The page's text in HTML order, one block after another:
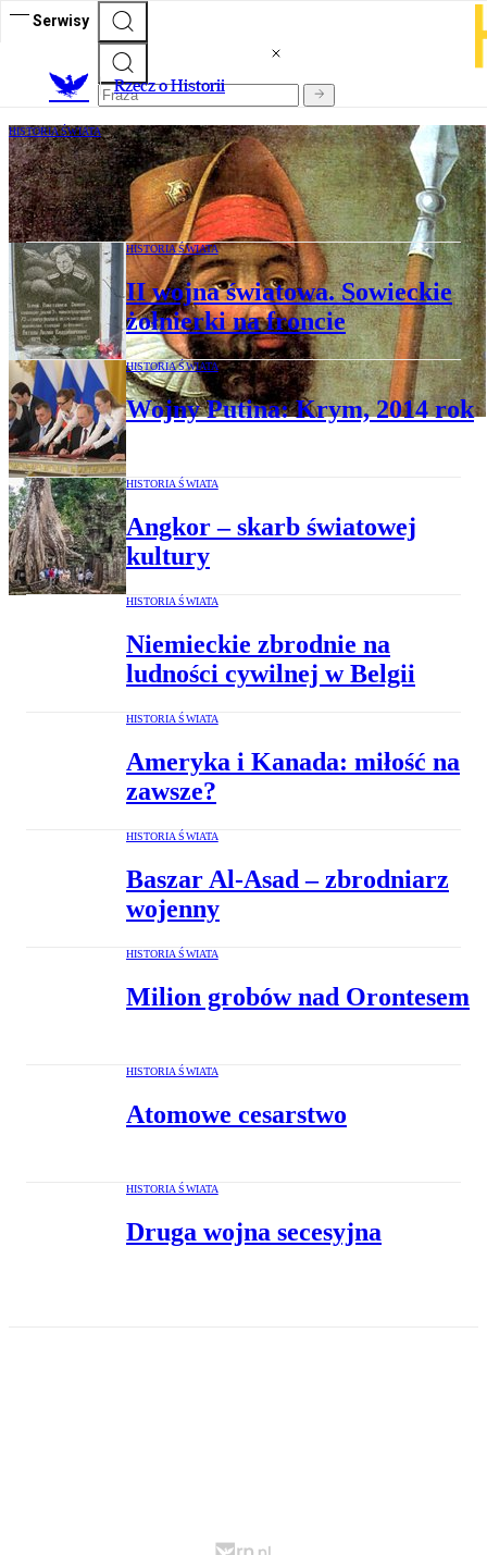
Serwisy
Rzecz o Historii
HISTORIA ŚWIATA
Syberia – dziecko rosyjskiego
kolonializmu
HISTORIA ŚWIATA
II wojna światowa. Sowieckie
żołnierki na froncie
HISTORIA ŚWIATA
Wojny Putina: Krym, 2014 rok
HISTORIA ŚWIATA
Angkor – skarb światowej
kultury
HISTORIA ŚWIATA
Niemieckie zbrodnie na
ludności cywilnej w Belgii
HISTORIA ŚWIATA
Ameryka i Kanada: miłość na
zawsze?
HISTORIA ŚWIATA
Baszar Al-Asad – zbrodniarz
wojenny
HISTORIA ŚWIATA
Milion grobów nad Orontesem
HISTORIA ŚWIATA
Atomowe cesarstwo
HISTORIA ŚWIATA
Druga wojna secesyjna